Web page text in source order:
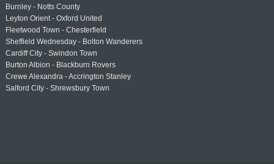
Burnley - Notts County
Leyton Orient - Oxford United
Fleetwood Town - Chesterfield
Sheffield Wednesday - Bolton Wanderers
Cardiff City - Swindon Town
Burton Albion - Blackburn Rovers
Crewe Alexandra - Accrington Stanley
Salford City - Shrewsbury Town